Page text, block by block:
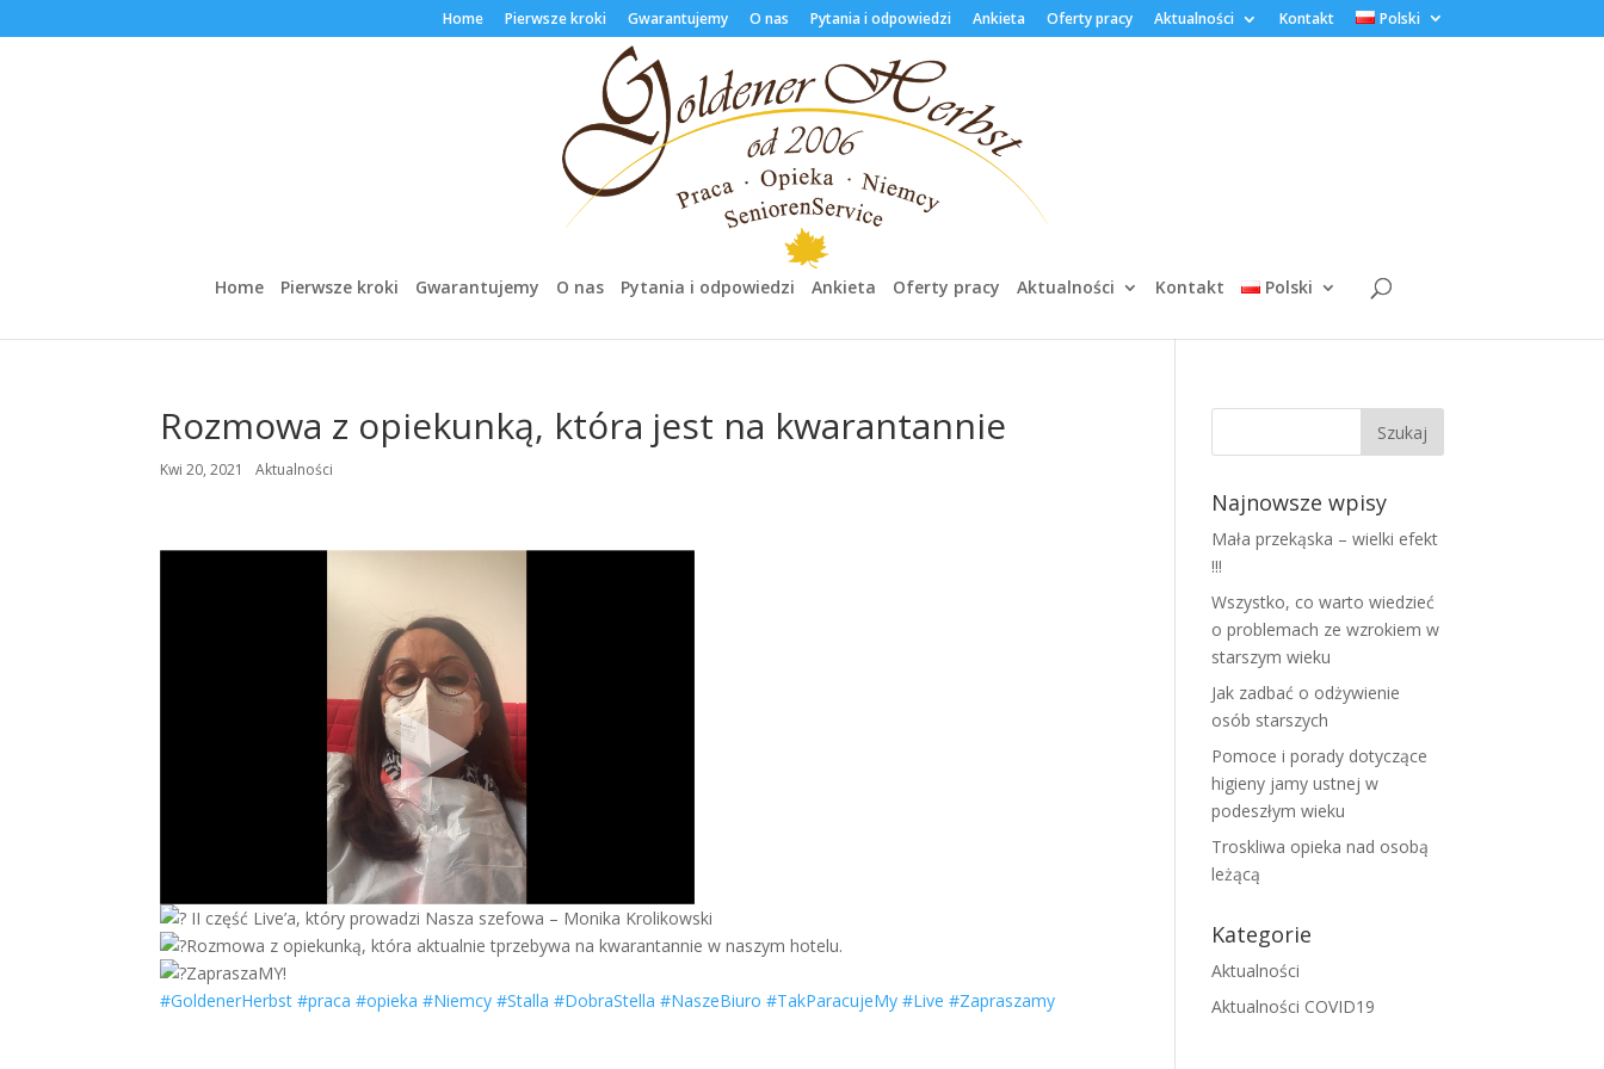
Home Pierwsze kroki Gwarantujemy O nas Pytania i odpowiedzi Ankieta Oferty pracy Aktualności Kontakt Polski
Home Pierwsze kroki Gwarantujemy O nas Pytania i odpowiedzi Ankieta Oferty pracy Aktualności Kontakt Polski
Rozmowa z opiekunką, która jest na kwarantannie
Kwi 20, 2021 Aktualności
II część Live’a, który prowadzi Nasza szefowa – Monika Krolikowski
Rozmowa z opiekunką, która aktualnie tprzebywa na kwarantannie w naszym hotelu.
ZapraszaMY!
#GoldenerHerbst #praca #opieka #Niemcy #Stalla #DobraStella #NaszeBiuro #TakParacujeMy #Live #Zapraszamy
Najnowsze wpisy
Mała przekąska – wielki efekt
!!!
Wszystko, co warto wiedzieć
o problemach ze wzrokiem w
starszym wieku
Jak zadbać o odżywienie
osób starszych
Pomoce i porady dotyczące
higieny jamy ustnej w
podeszłym wieku
Troskliwa opieka nad osobą
leżącą
Kategorie
Aktualności
Aktualności COVID19